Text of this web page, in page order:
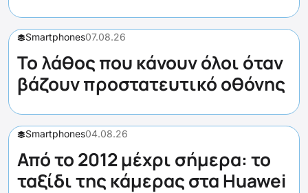
Smartphones07.08.26
Το λάθος που κάνουν όλοι όταν
βάζουν προστατευτικό οθόνης
Smartphones04.08.26
Από το 2012 μέχρι σήμερα: το
ταξίδι της κάμερας στα Huawei